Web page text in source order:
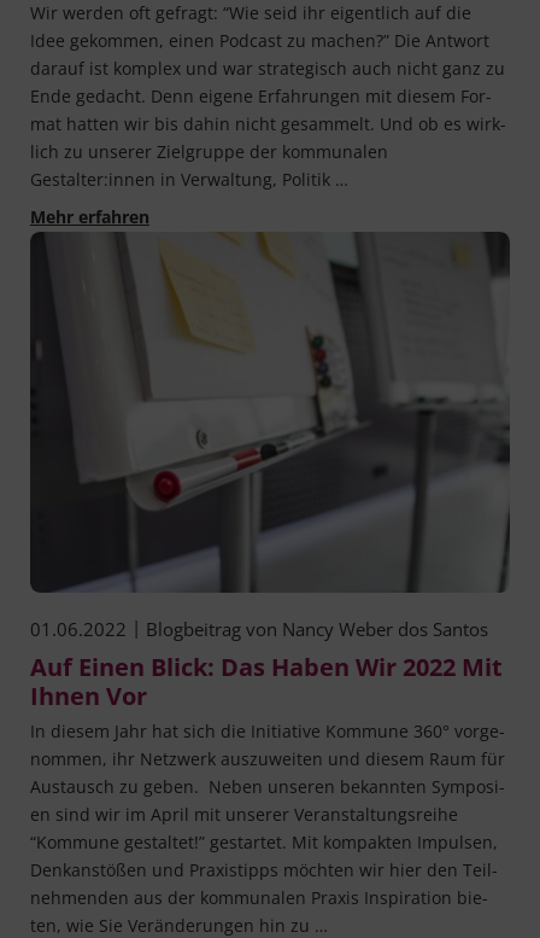
Wir wer­den oft gefragt: “Wie seid ihr eigent­lich auf die
Idee gekom­men, einen Pod­cast zu machen?” Die Ant­wort
dar­auf ist kom­plex und war stra­te­gisch auch nicht ganz zu
Ende gedacht. Denn eige­ne Erfah­run­gen mit die­sem For­
mat hat­ten wir bis dahin nicht gesam­melt. Und ob es wirk­
lich zu unse­rer Ziel­grup­pe der kom­mu­na­len
Gestalter:innen in Ver­wal­tung, Politik …
Mehr erfahrenUnser Kommunen-Podcast: Ein Ausblick zur
01.06.2022 | Blogbeitrag von Nancy Weber dos Santos
Auf Einen Blick: Das Haben Wir 2022 Mit
Ihnen Vor
In die­sem Jahr hat sich die Initia­ti­ve Kom­mu­ne 360° vor­ge­
nom­men, ihr Netz­werk aus­zu­wei­ten und die­sem Raum für
Aus­tausch zu geben. Neben unse­ren bekann­ten Sym­po­si­
en sind wir im April mit unse­rer Ver­an­stal­tungs­rei­he
“Kom­mu­ne gestal­tet!” gestar­tet. Mit kom­pak­ten Impul­sen,
Denk­an­stö­ßen und Pra­xis­tipps möch­ten wir hier den Teil­
neh­men­den aus der kom­mu­na­len Pra­xis Inspi­ra­ti­on bie­
ten, wie Sie Ver­än­de­run­gen hin zu …